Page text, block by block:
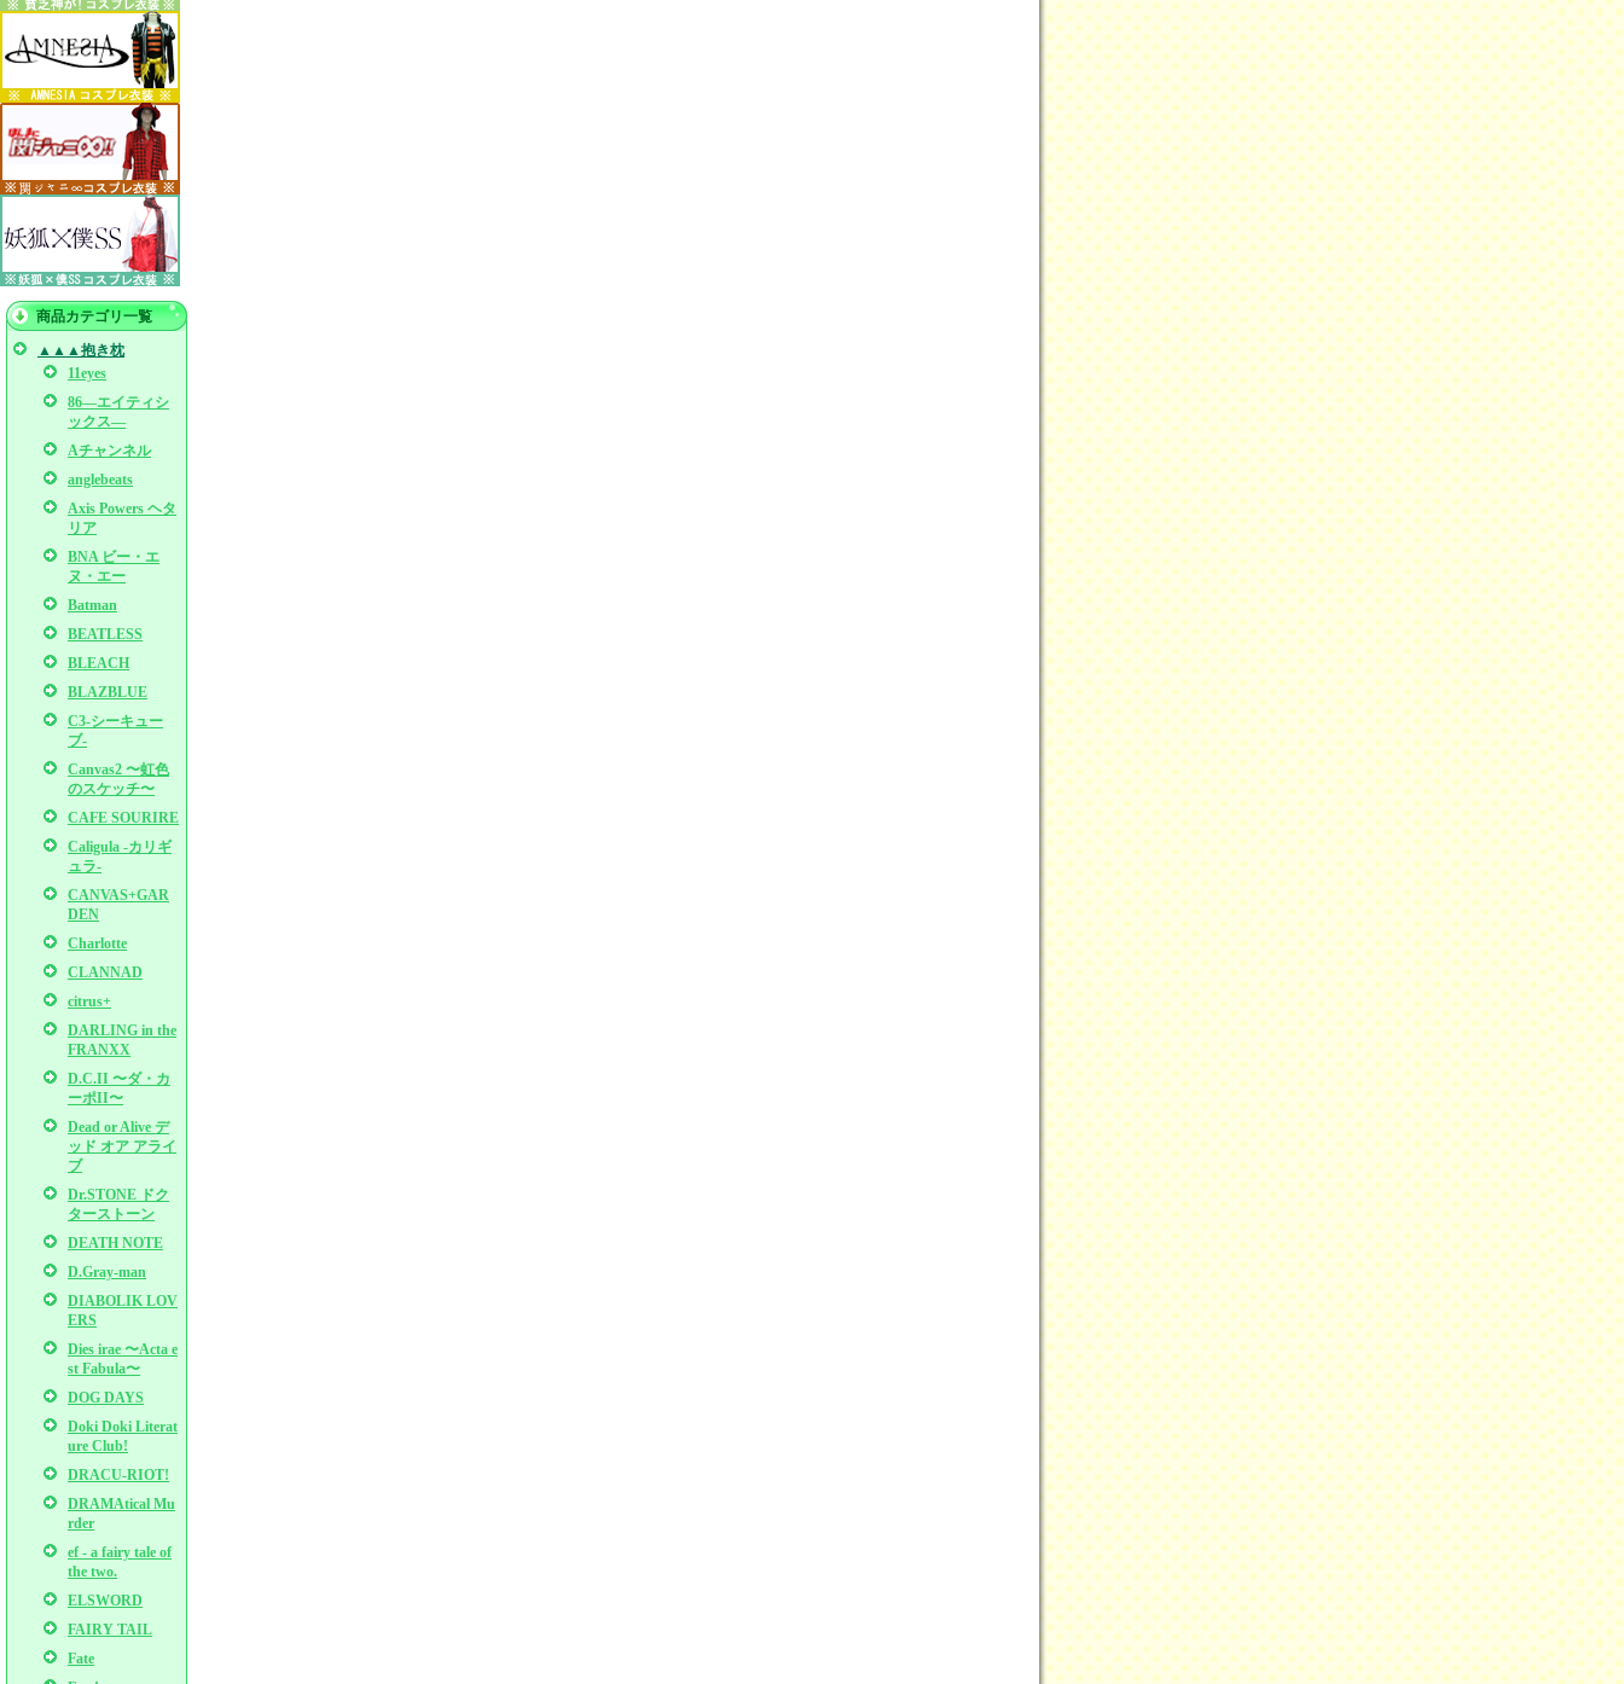
商品カテゴリ一覧
▲▲▲抱き枕
11eyes
86―エイティシ
ックス―
Aチャンネル
anglebeats
Axis Powers ヘタ
リア
BNA ビー・エ
ヌ・エー
Batman
BEATLESS
BLEACH
BLAZBLUE
C3-シーキュー
ブ-
Canvas2 〜虹色
のスケッチ〜
CAFE SOURIRE
Caligula -カリギ
ュラ-
CANVAS+GAR
DEN
Charlotte
CLANNAD
citrus+
DARLING in the
FRANXX
D.C.II 〜ダ・カ
ーポII〜
Dead or Alive デ
ッド オア アライ
ブ
Dr.STONE ドク
ターストーン
DEATH NOTE
D.Gray-man
DIABOLIK LOV
ERS
Dies irae 〜Acta e
st Fabula〜
DOG DAYS
Doki Doki Literat
ure Club!
DRACU-RIOT!
DRAMAtical Mu
rder
ef - a fairy tale of
the two.
ELSWORD
FAIRY TAIL
Fate